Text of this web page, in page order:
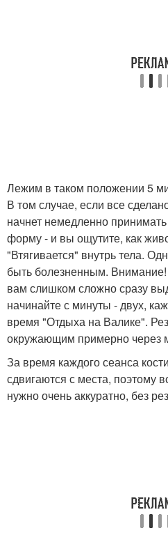
Лежим в таком положении 5
В том случае, если все
начнет немедленно
форму - и вы ощутите, как
"Втягивается" внутрь тела.
быть болезненным. Внимание!
вам слишком сложно сразу
начинайте с минуты - двух,
время "Отдыха на Валике".
окружающим примерно через
За время каждого сеанса
сдвигаются с места, поэтому
нужно очень аккуратно, без